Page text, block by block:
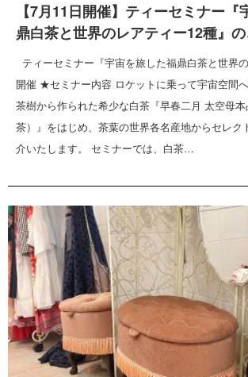
【7月11日開催】ティーセミナー『
鼎白茶と世界のレアティー12種』
ティーセミナー『宇宙を旅した福鼎白茶と世界
開催 ★セミナー内容 ロケットに乗って宇宙空間
茶樹から作られた希少な白茶『早春二月 太空母
茶）』をはじめ、茶葉の世界各名産地からセレク
介いたします。 セミナーでは、白茶…